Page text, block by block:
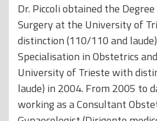
Dr. Piccoli obtained the
Surgery at the University of
distinction (110/110 and
Specialisation in Obstetrics
University of Trieste with
laude) in 2004. From 2005 to
working as a Consultant